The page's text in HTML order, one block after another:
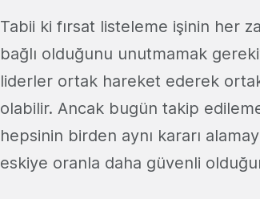
Tabii ki fırsat listeleme işinin her
bağlı olduğunu unutmamak
liderler ortak hareket ederek
olabilir. Ancak bugün takip
hepsinin birden aynı kararı
eskiye oranla daha güvenli